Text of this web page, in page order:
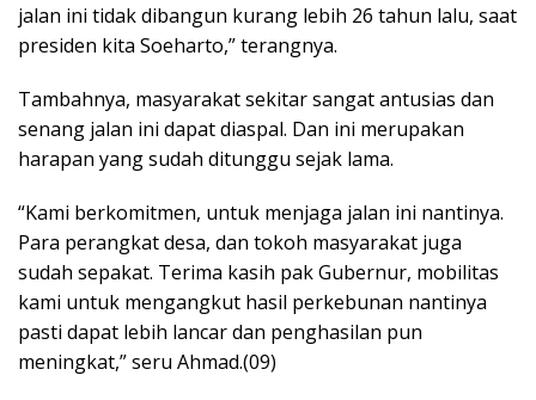
jalan ini tidak dibangun kurang lebih 26 tahun lalu, saat
presiden kita Soeharto,” terangnya.
Tambahnya, masyarakat sekitar sangat antusias dan
senang jalan ini dapat diaspal. Dan ini merupakan
harapan yang sudah ditunggu sejak lama.
“Kami berkomitmen, untuk menjaga jalan ini nantinya.
Para perangkat desa, dan tokoh masyarakat juga
sudah sepakat. Terima kasih pak Gubernur, mobilitas
kami untuk mengangkut hasil perkebunan nantinya
pasti dapat lebih lancar dan penghasilan pun
meningkat,” seru Ahmad.(09)